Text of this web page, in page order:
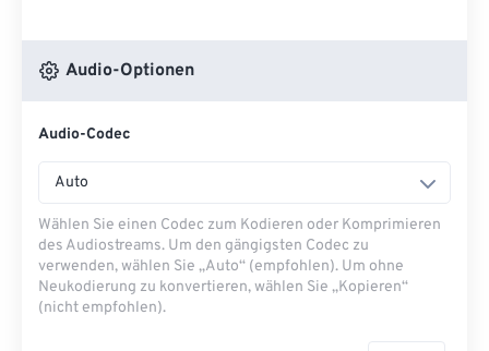
Audio-Optionen
Audio-Codec
Auto
Wählen Sie einen Codec zum Kodieren oder Komprimieren
des Audiostreams. Um den gängigsten Codec zu
verwenden, wählen Sie „Auto“ (empfohlen). Um ohne
Neukodierung zu konvertieren, wählen Sie „Kopieren“
(nicht empfohlen).